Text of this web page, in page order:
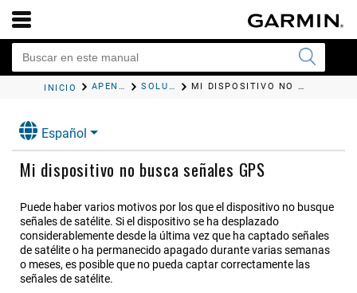
INICIO APÉNDICE SOLUCIÓN DE PROBLEMAS MI DISPOSITIVO NO BUSCA SEÑALES GPS
Español
Mi dispositivo no busca señales GPS
Puede haber varios motivos por los que el dispositivo no busque
señales de satélite. Si el dispositivo se ha desplazado
considerablemente desde la última vez que ha captado señales
de satélite o ha permanecido apagado durante varias semanas
o meses, es posible que no pueda captar correctamente las
señales de satélite.